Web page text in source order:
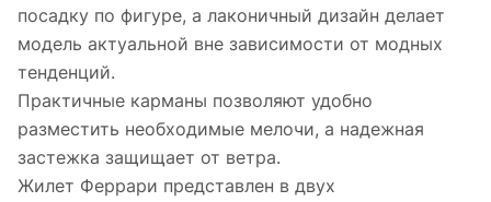
посадку по фигуре, а лаконичный дизайн делает
модель актуальной вне зависимости от модных
тенденций.
Практичные карманы позволяют удобно
разместить необходимые мелочи, а надежная
застежка защищает от ветра.
Жилет Феррари представлен в двух